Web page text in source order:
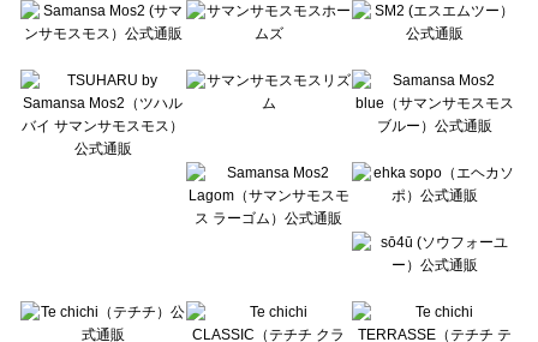
Te chichi（テチチ）の一覧
Te chichi CLASSIC（テチチ クラシック）の一覧
Lugnoncure（ルノンキュール）の一覧
BETTY'S BLUE（べティーズブルー）の一覧
Wpc.（ワールドパーティー）の一覧